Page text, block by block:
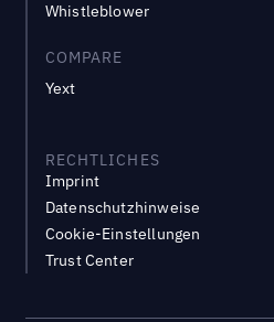
Whistleblower
COMPARE
Yext
RECHTLICHES
Imprint
Datenschutzhinweise
Cookie-Einstellungen
Trust Center